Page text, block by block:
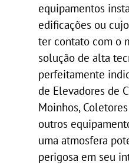
equipamentos
edificações ou
ter contato com o
solução de alta
perfeitamente
de Elevadores de
Moinhos,
outros
uma atmosfera
perigosa em seu